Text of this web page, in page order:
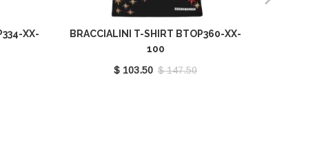
XX-
BRACCIALINI T-SHIRT BTOP360-XX-
100
$ 103.50 $ 147.50